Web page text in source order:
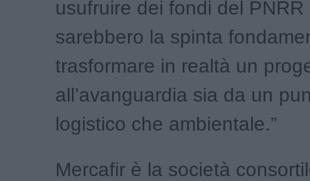
usufruire dei fondi del PNRR
sarebbero la spinta
trasformare in realtà un
all’avanguardia sia da un
logistico che ambientale.”
Mercafir è la società